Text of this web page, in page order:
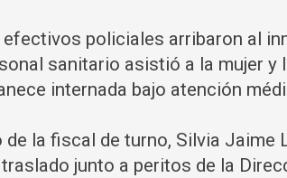
policiales arribaron al
sanitario asistió a la mujer y
internada bajo atención
la fiscal de turno, Silvia Jaime
junto a peritos de la